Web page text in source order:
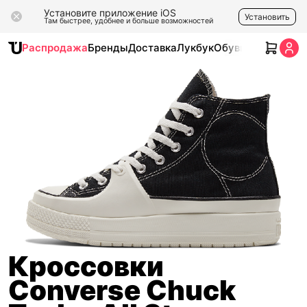
Установите приложение iOS
Там быстрее, удобнее и больше возможностей Установить
РаспродажаБрендыДоставкаЛукбукОбувь Одежда
Кроссовки
Converse Chuck